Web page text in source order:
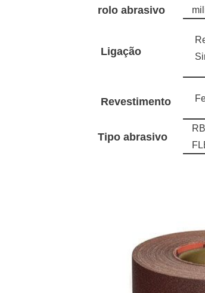
rolo abrasivo
Ligação
Revestimento
Tipo abrasivo